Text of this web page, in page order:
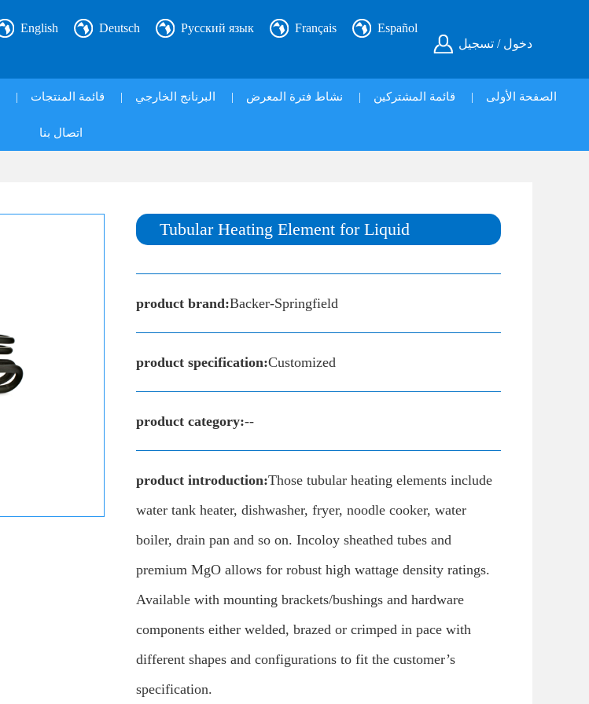
دخول / تسجيل
English Deutsch Русский язык Français Español
الصفحة الأولى | قائمة المشتركين | نشاط فترة المعرض | البرنانج الخارجي | قائمة المنتجات |
اتصال بنا
Tubular Heating Element for Liquid
product brand:Backer-Springfield
product specification:Customized
product category:--
product introduction:Those tubular heating elements include
water tank heater, dishwasher, fryer, noodle cooker, water
boiler, drain pan and so on. Incoloy sheathed tubes and
premium MgO allows for robust high wattage density ratings.
Available with mounting brackets/bushings and hardware
components either welded, brazed or crimped in pace with
different shapes and configurations to fit the customer’s
specification.